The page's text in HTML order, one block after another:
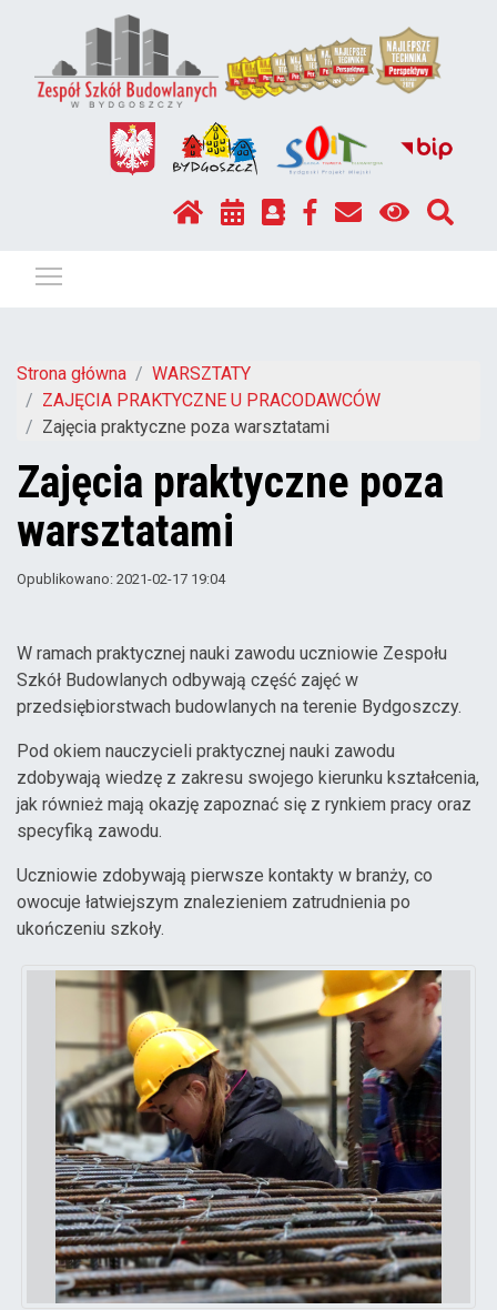
Strona główna
WARSZTATY
ZAJĘCIA PRAKTYCZNE U PRACODAWCÓW
Zajęcia praktyczne poza warsztatami
Zajęcia praktyczne poza
warsztatami
Opublikowano: 2021-02-17 19:04
W ramach praktycznej nauki zawodu uczniowie Zespołu
Szkół Budowlanych odbywają część zajęć w
przedsiębiorstwach budowlanych na terenie Bydgoszczy.
Pod okiem nauczycieli praktycznej nauki zawodu
zdobywają wiedzę z zakresu swojego kierunku kształcenia,
jak również mają okazję zapoznać się z rynkiem pracy oraz
specyfiką zawodu.
Uczniowie zdobywają pierwsze kontakty w branży, co
owocuje łatwiejszym znalezieniem zatrudnienia po
ukończeniu szkoły.